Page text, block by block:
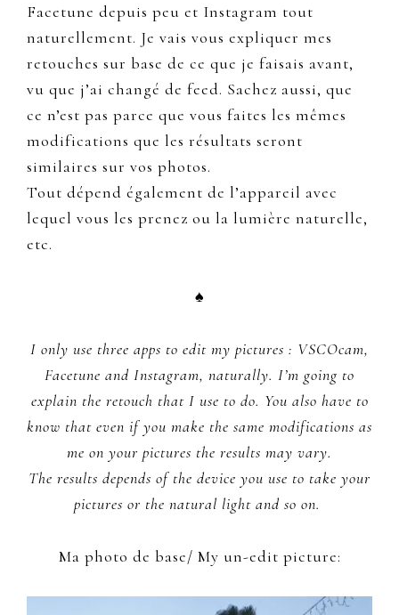
Facetune depuis peu et Instagram tout
naturellement. Je vais vous expliquer mes
retouches sur base de ce que je faisais avant,
vu que j’ai changé de feed. Sachez aussi, que
ce n’est pas parce que vous faites les mêmes
modifications que les résultats seront
similaires sur vos photos.
Tout dépend également de l’appareil avec
lequel vous les prenez ou la lumière naturelle,
etc.
♠
I only use three apps to edit my pictures : VSCOcam,
Facetune and Instagram, naturally. I’m going to
explain the retouch that I use to do. You also have to
know that even if you make the same modifications as
me on your pictures the results may vary.
The results depends of the device you use to take your
pictures or the natural light and so on.
Ma photo de base/ My un-edit picture: